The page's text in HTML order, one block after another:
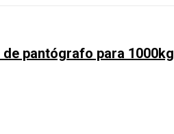
pantógrafo para 1000kg